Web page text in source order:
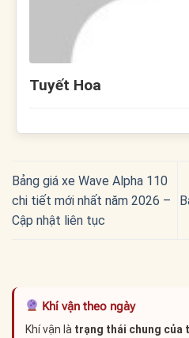
Tuyết Hoa
Bảng giá xe Wave Alpha 110
chi tiết mới nhất năm 2026 –
Cập nhật liên tục
Khí vận theo ngày
Khí vận là trạng thái chung của